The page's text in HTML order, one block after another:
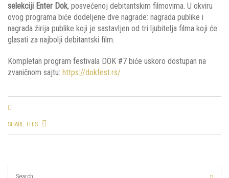
selekciji Enter Dok, posvećenoj debitantskim filmovima. U okviru
ovog programa biće dodeljene dve nagrade: nagrada publike i
nagrada žirija publike koji je sastavljen od tri ljubitelja filma koji će
glasati za najbolji debitantski film.
Kompletan program festivala DOK #7 biće uskoro dostupan na
zvaničnom sajtu: https://dokfest.rs/.
SHARE THIS